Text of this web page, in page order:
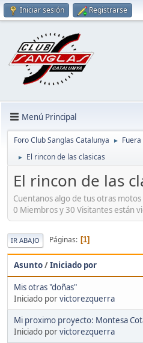
Iniciar sesión Registrarse
Menú Principal
Foro Club Sanglas Catalunya ►
► El rincon de las clasicas
El rincon de las
Cuentanos algo de tus otras motos
0 Miembros y 30 Visitantes están
IR ABAJO Páginas 1
Asunto/Iniciado por
Mis otras "doñas"
Iniciado porvictorezquerra
Mi proximo proyecto: Montesa
Iniciado porvictorezquerra